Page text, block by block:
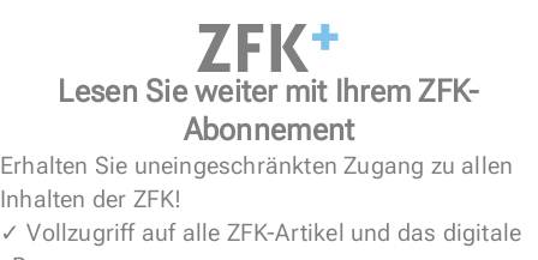
Lesen Sie weiter mit Ihrem ZFK-
Abonnement
Erhalten Sie uneingeschränkten Zugang zu allen
Inhalten der ZFK!
✓ Vollzugriff auf alle ZFK-Artikel und das digitale